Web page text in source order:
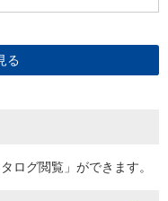
る
ログ閲覧」ができます。